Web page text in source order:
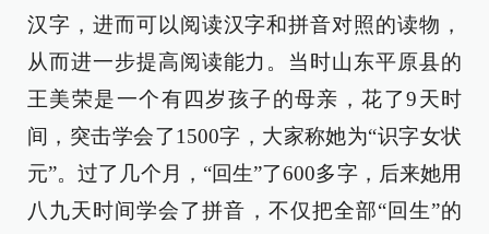
汉字，进而可以阅读汉字和拼音对照的读物，
从而进一步提高阅读能力。当时山东平原县的
王美荣是一个有四岁孩子的母亲，花了9天时
间，突击学会了1500字，大家称她为“识字女状
元”。过了几个月，“回生”了600多字，后来她用
八九天时间学会了拼音，不仅把全部“回生”的